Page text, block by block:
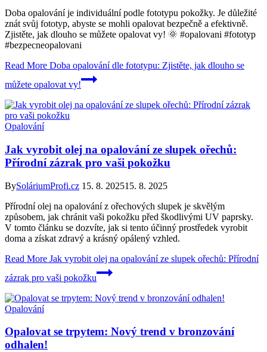
Doba opalování je individuální podle fototypu pokožky. Je důležité
znát svůj fototyp, abyste se mohli opalovat bezpečně a efektivně.
Zjistěte, jak dlouho se můžete opalovat vy! 🌞 #opalovani #fototyp
#bezpecneopalovani
Read More Doba opalování dle fototypu: Zjistěte, jak dlouho se
můžete opalovat vy!
Opalování
Jak vyrobit olej na opalování ze slupek ořechů:
Přírodní zázrak pro vaši pokožku
BySoláriumProfi.cz 15. 8. 202515. 8. 2025
Přírodní olej na opalování z ořechových slupek je skvělým
způsobem, jak chránit vaši pokožku před škodlivými UV paprsky.
V tomto článku se dozvíte, jak si tento účinný prostředek vyrobit
doma a získat zdravý a krásný opálený vzhled.
Read More Jak vyrobit olej na opalování ze slupek ořechů: Přírodní
zázrak pro vaši pokožku
Opalování
Opalovat se trpytem: Nový trend v bronzování
odhalen!